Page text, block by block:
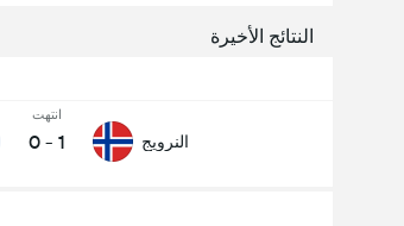
النتائج الأخيرة
النرويج
انتهت
1
-
0